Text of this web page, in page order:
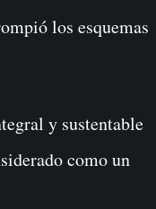
los esquemas
y sustentable
como un